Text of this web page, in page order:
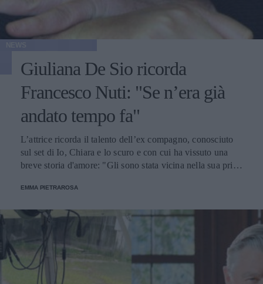
Giuliana De Sio ricorda
Francesco Nuti: "Se n’era già
andato tempo fa"
L’attrice ricorda il talento dell’ex compagno, conosciuto
sul set di Io, Chiara e lo scuro e con cui ha vissuto una
breve storia d'amore: "Gli sono stata vicina nella sua prima
incertezze".
EMMA PIETRAROSA